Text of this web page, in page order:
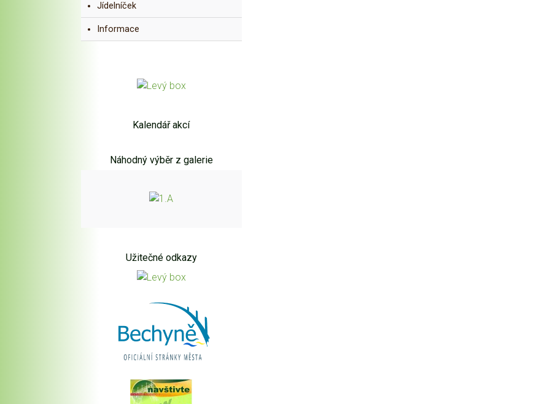
Jídelníček
Informace
Kalendář akcí
Náhodný výběr z galerie
Užitečné odkazy